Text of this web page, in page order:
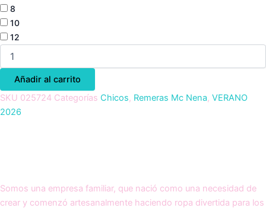
8
10
12
Añadir al carrito
SKU 025724 Categorías Chicos, Remeras Mc Nena, VERANO
2026
Somos una empresa familiar, que nació como una necesidad de
crear y comenzó artesanalmente haciendo ropa divertida para los